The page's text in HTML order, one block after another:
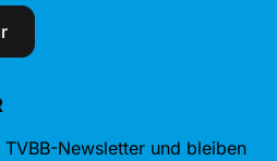
Newsletter und bleiben